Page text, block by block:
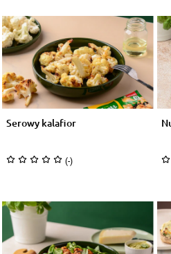
Serowy kalafior
(-)